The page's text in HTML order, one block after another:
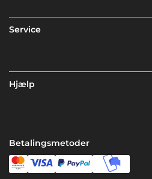
Service
Hjælp
Betalingsmetoder